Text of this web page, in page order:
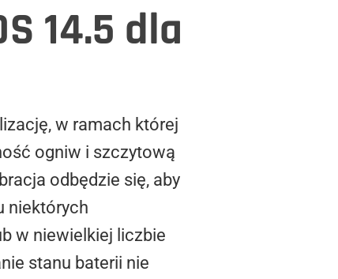
14.5 dla
w ramach której
ogniw i szczytową
odbędzie się, aby
niektórych
w niewielkiej liczbie
stanu baterii nie